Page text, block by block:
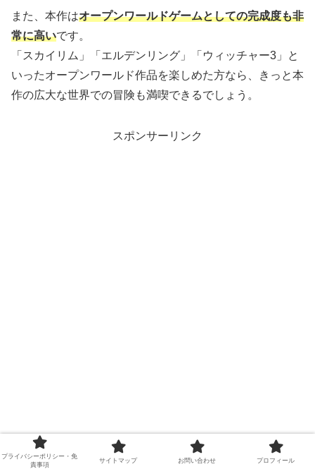
また、本作はオープンワールドゲームとしての完成度も非
常に高いです。
「スカイリム」「エルデンリング」「ウィッチャー3」と
いったオープンワールド作品を楽しめた方なら、きっと本
作の広大な世界での冒険も満喫できるでしょう。
スポンサーリンク
プライバシーポリシー・免
責事項
サイトマップ お問い合わせ プロフィール